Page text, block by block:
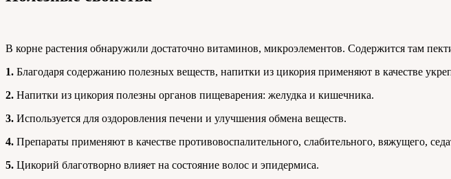
В корне растения обнаружили достаточно витаминов, микроэлементов. Содержится там
1. Благодаря содержанию полезных веществ, напитки из цикория применяют в качестве
2. Напитки из цикория полезны органов пищеварения: желудка и кишечника.
3. Используется для оздоровления печени и улучшения обмена веществ.
4. Препараты применяют в качестве противовоспалительного, слабительного, вяжущего,
5. Цикорий благотворно влияет на состояние волос и эпидермиса.